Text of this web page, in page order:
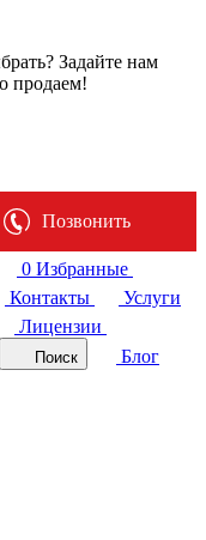
Задайте нам
продаем!
Позвонить
0 Избранные
Контакты
Услуги
Лицензии
Поиск
Блог